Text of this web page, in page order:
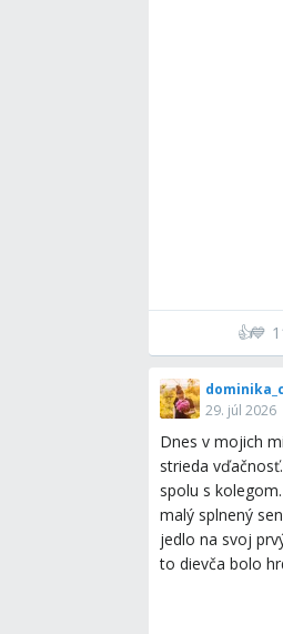
👍💙
dominika_c
29. júl 2026
Dnes v mojich
strieda
spolu s
malý splnený
jedlo na svoj
to dievča bolo